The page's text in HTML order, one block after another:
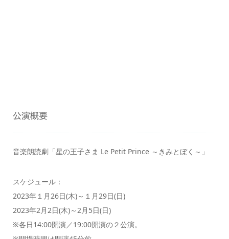
公演概要
音楽朗読劇「星の王子さま Le Petit Prince ～きみとぼく～」
スケジュール：
2023年１月26日(木)～１月29日(日)
2023年2月2日(木)～2月5日(日)
※各日14:00開演／19:00開演の２公演。